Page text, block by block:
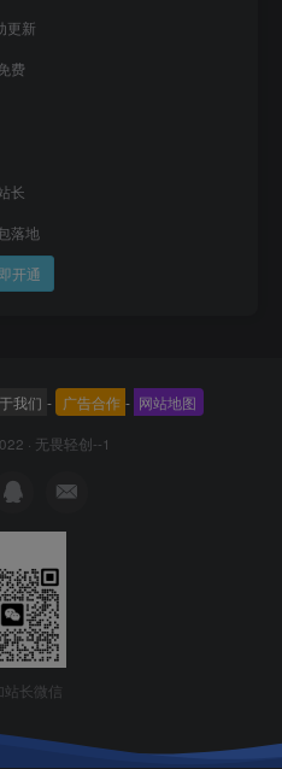
更新
费
长
落地
开通
我们 - 广告合作 - 网站地图
· 无畏轻创--1
站长微信